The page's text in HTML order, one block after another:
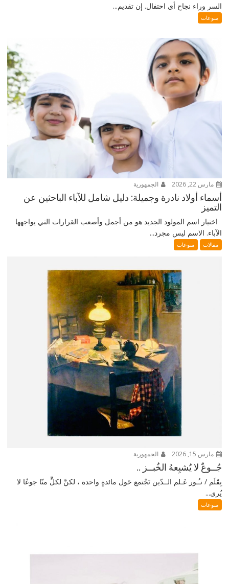
السر وراء نجاح أي احتفال. إن تقديم...
منوعات
مارس 22, 2026 الجمهورية
أسماء أولاد نادرة وجميلة: دليل شامل للآباء الباحثين عن
التميز
اختيار اسم المولود الجديد هو من أجمل وأصعب القرارات التي يواجهها
الآباء. الاسم ليس مجرد...
مقالات منوعات
مارس 15, 2026 الجمهورية
جُــوعٌ لا يُشبِعهُ الخُبــز ..
بِقَلَم / نـُـور عَـلم الــدّين نَجْتمع حَول مائدةٍ واحدة ، لكنَّ لكلٍّ منّا جوعًا لا
يُرى...
منوعات